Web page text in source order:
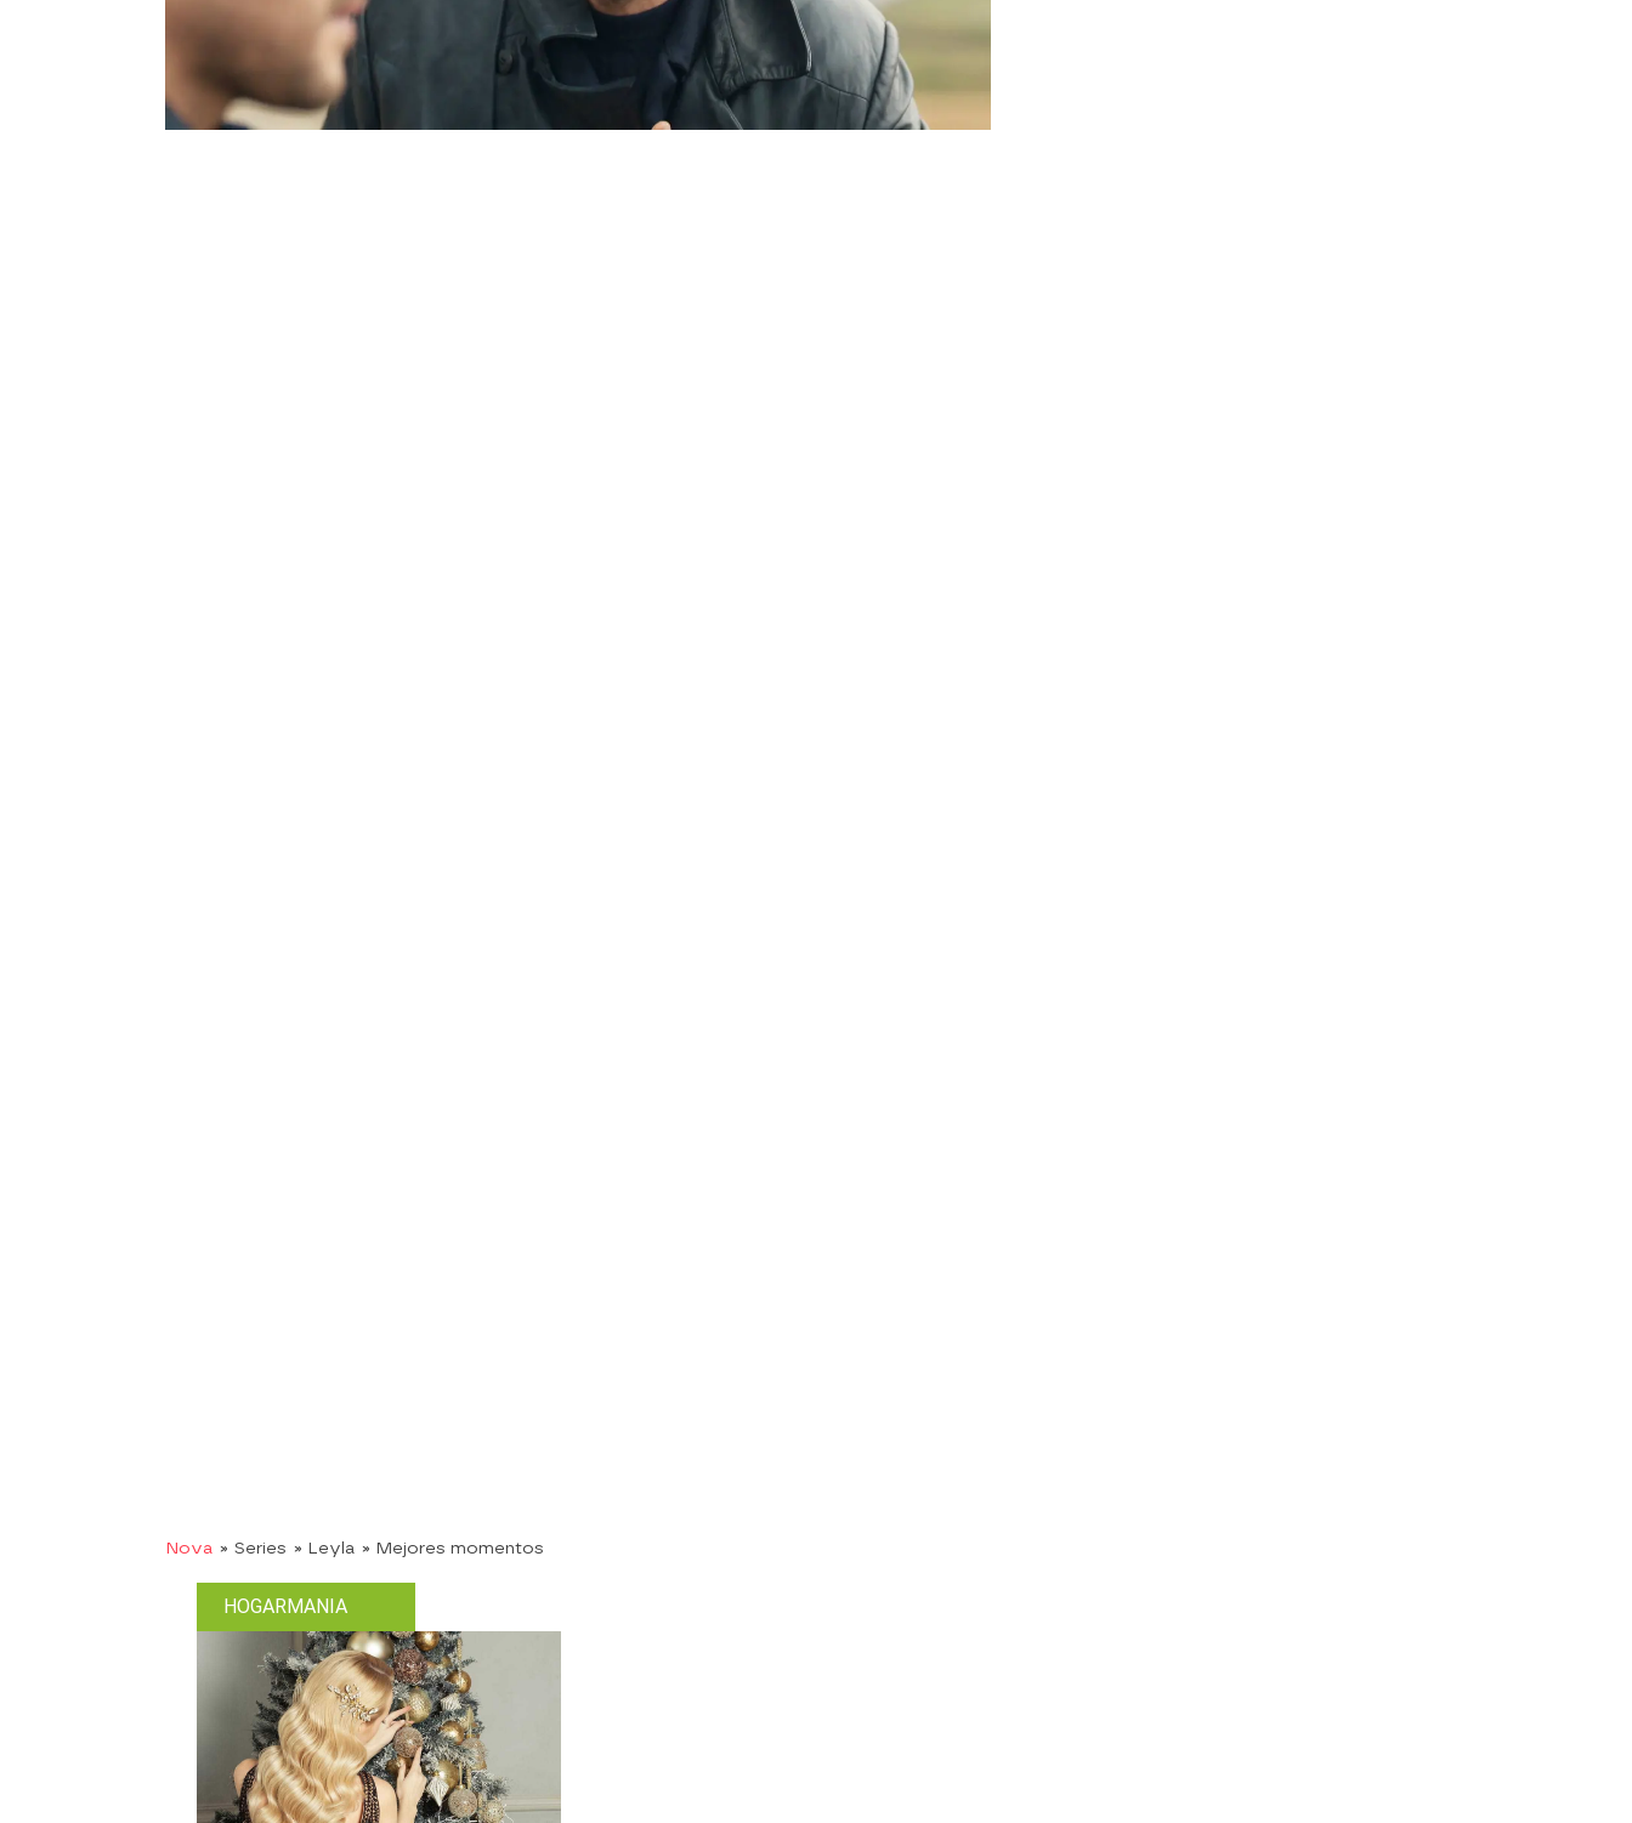
Nova » Series » Leyla » Mejores momentos
HOGARMANIA